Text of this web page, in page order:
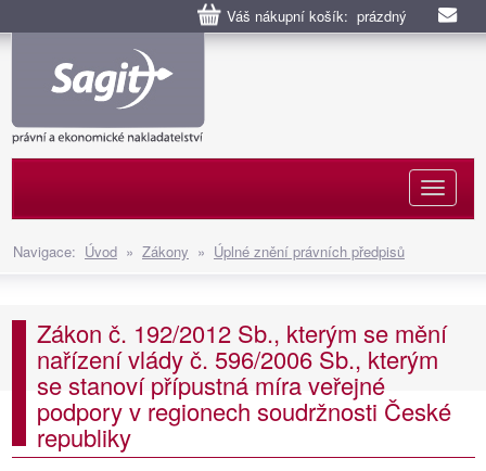
Váš nákupní košík: prázdný
Navigace: Úvod » Zákony » Úplné znění právních předpisů
Zákon č. 192/2012 Sb., kterým se mění
nařízení vlády č. 596/2006 Sb., kterým
se stanoví přípustná míra veřejné
podpory v regionech soudržnosti České
republiky